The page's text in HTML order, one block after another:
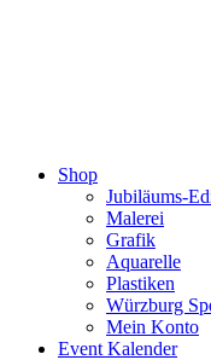
Shop
Jubiläums-
Malerei
Grafik
Aquarelle
Plastiken
Würzburg
Mein Konto
Event Kalender